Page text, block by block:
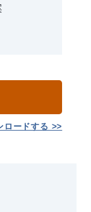
ロードする >>